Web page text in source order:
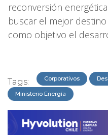
reconversión
buscar el mejor
como objetivo el
Tags: Corporativos
Ministerio Energía